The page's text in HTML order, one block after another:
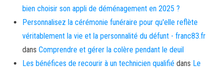
bien choisir son appli de déménagement en 2025 ?
Personnalisez la cérémonie funéraire pour qu'elle reflète
véritablement la vie et la personnalité du défunt - franc83.fr
dans Comprendre et gérer la colère pendant le deuil
Les bénéfices de recourir à un technicien qualifié dans Le